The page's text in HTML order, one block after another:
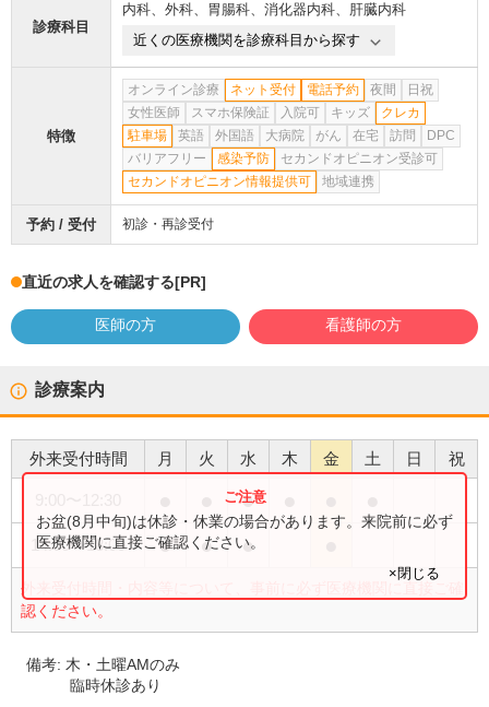
診療科目
内科、 外科、 胃腸科、 消化器内科、 肝臓内科
近くの医療機関を診療科目から探す
特徴
オンライン診療 ネット受付 電話予約 夜間
日祝
女性医師
スマホ保険証 入院可 キッズ
クレカ
駐車場
英語 外国語 大病院 がん 在宅 訪問
DPC
バリアフリー
感染予防
セカンドオピニオン受診可
セカンドオピニオン情報提供可
地域連携
予約 / 受付 初診・再診受付
直近の求人を確認する[PR]
医師の方 看護師の方
診療案内
外来受付時間 月 火 水 木 金 土 日 祝
●
14:00〜18:00 ● ● ●
外来受付時間・内容等について、事前に必ず医療機関に直接ご確
認ください。
お盆(8月中旬)は休診・休業の場合があります。来院前に必ず
医療機関に直接ご確認ください。
×閉じる
備考: 木・土曜AMのみ
臨時休診あり